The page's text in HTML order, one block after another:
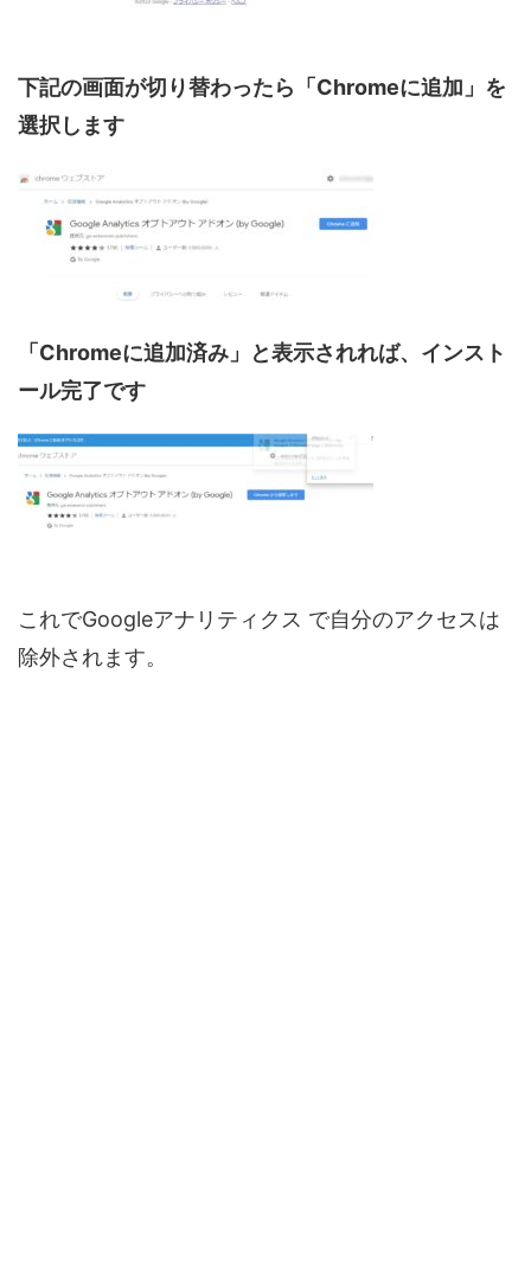
下記の画面が切り替わったら「Chromeに追加」を
選択します
「Chromeに追加済み」と表示されれば、インスト
ール完了です
これでGoogleアナリティクス で自分のアクセスは
除外されます。